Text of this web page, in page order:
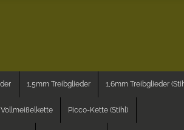
1,5mm Treibglieder 1,6mm Treibglieder
Vollmeißelkette Picco-Kette (Stihl)